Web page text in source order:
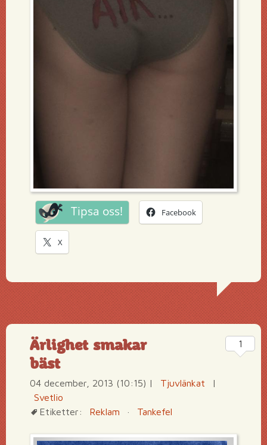
Tipsa oss! Facebook
X
Ärlighet smakar
bäst
04 december, 2013 (10:15) | Tjuvlänkat
|
Svetlio
Etiketter:
Reklam · Tankefel
1